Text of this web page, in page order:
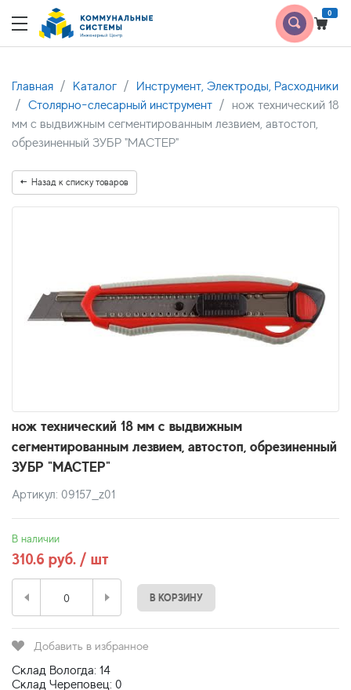
0
Главная Каталог
Инструмент, Электроды, Расходники
Столярно-слесарный инструмент
нож технический 18
мм с выдвижным сегментированным лезвием, автостоп,
обрезиненный ЗУБР "МАСТЕР"
Назад к списку товаров
нож технический 18 мм с выдвижным
сегментированным лезвием, автостоп, обрезиненный
ЗУБР "МАСТЕР"
Артикул: 09157_z01
В наличии
310.6 руб. / шт
В КОРЗИНУ
Добавить в избранное
Склад Вологда: 14
Склад Череповец: 0